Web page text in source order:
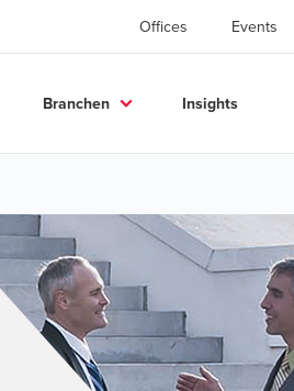
Offices Events
Branchen Insights